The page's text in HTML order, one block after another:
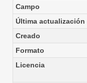
Campo
Última actualización
Creado
Formato
Licencia